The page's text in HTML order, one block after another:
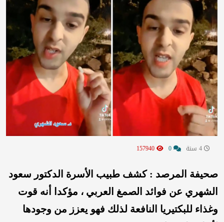
صحيفة المرصد : كشف طبيب الأسرة الدكتور سعود
الشهري عن فوائد الصمغ العربي ، مؤكدا أنه قوت
وغذاء للبكتيريا النافعة لذلك فهو يعزز من وجودها